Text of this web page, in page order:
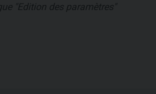
"Edition des paramètres"